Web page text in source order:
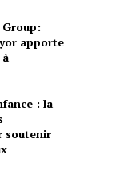
Group:
apporte
: la
soutenir